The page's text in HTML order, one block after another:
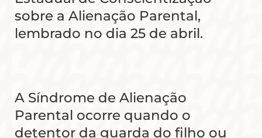
sobre a Alienação Parental,
lembrado no dia 25 de abril.
A Síndrome de Alienação
Parental ocorre quando o
detentor da guarda do filho ou